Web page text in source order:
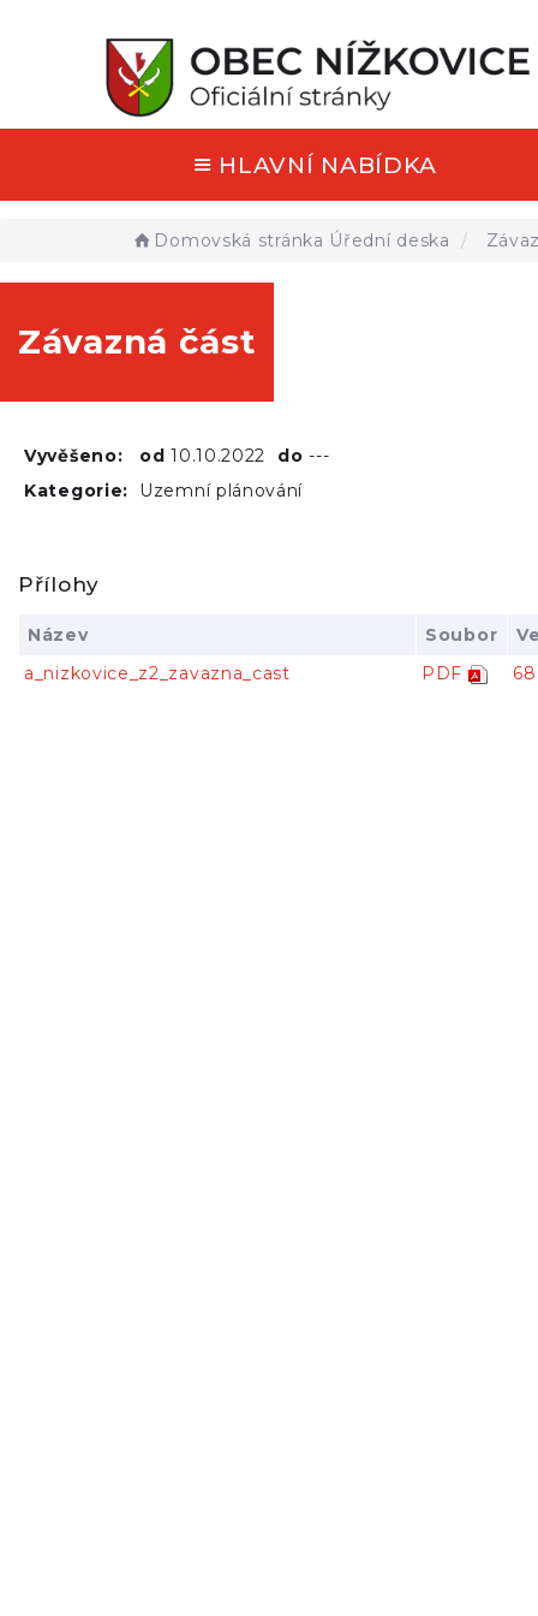
HLAVNÍ NABÍDKA
Domovská stránka Úřední deska
Závazná část
Vyvěšeno: od10.10.2022 do---
Kategorie:
Uzemní plánování
Přílohy
Název Soubor
a_nizkovice_z2_zavazna_cast
PDF